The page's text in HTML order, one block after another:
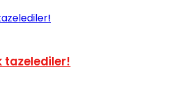
tazelediler!